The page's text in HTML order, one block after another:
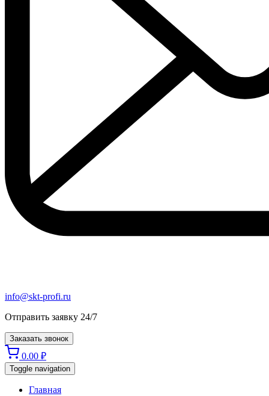
info@skt-profi.ru
Отправить заявку 24/7
Заказать звонок
0.00 ₽
Toggle navigation
Главная